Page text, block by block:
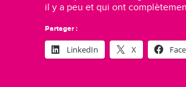
il y a peu et qui ont
Partager :
LinkedIn X